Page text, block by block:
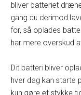
bliver batteriet
gang du derimod
for, så oplades
har mere overskud
Dit batteri bliver
hver dag kan starte
kun gøre et stykke